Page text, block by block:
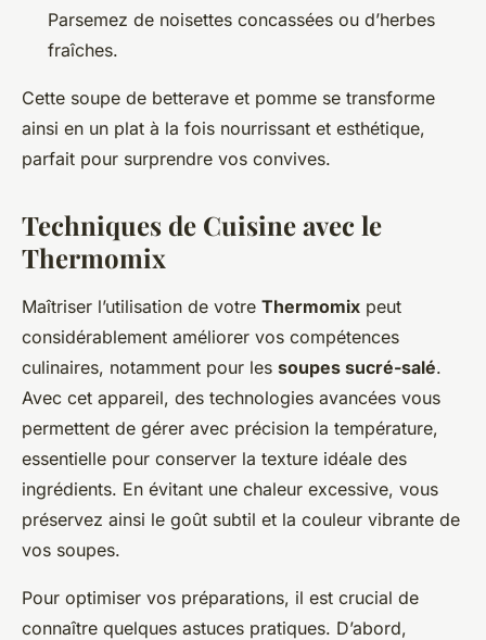
Parsemez de noisettes concassées ou d’herbes
fraîches.
Cette soupe de betterave et pomme se transforme
ainsi en un plat à la fois nourrissant et esthétique,
parfait pour surprendre vos convives.
Techniques de Cuisine avec le
Thermomix
Maîtriser l’utilisation de votre Thermomix peut
considérablement améliorer vos compétences
culinaires, notamment pour les soupes sucré-salé.
Avec cet appareil, des technologies avancées vous
permettent de gérer avec précision la température,
essentielle pour conserver la texture idéale des
ingrédients. En évitant une chaleur excessive, vous
préservez ainsi le goût subtil et la couleur vibrante de
vos soupes.
Pour optimiser vos préparations, il est crucial de
connaître quelques astuces pratiques. D’abord,